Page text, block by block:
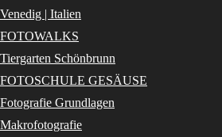
Venedig | Italien
FOTOWALKS
Tiergarten Schönbrunn
FOTOSCHULE GESÄUSE
Fotografie Grundlagen
Makrofotografie